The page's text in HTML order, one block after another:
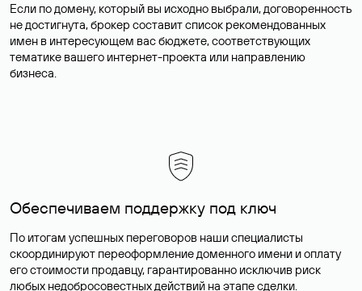
Если по домену, который вы исходно выбрали, договоренность
не достигнута, брокер составит список рекомендованных
имен в интересующем вас бюджете, соответствующих
тематике вашего интернет-проекта или направлению
бизнеса.
Обеспечиваем поддержку под ключ
По итогам успешных переговоров наши специалисты
скоординируют переоформление доменного имени и оплату
его стоимости продавцу, гарантированно исключив риск
любых недобросовестных действий на этапе сделки.